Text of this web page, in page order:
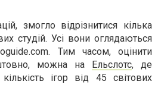
змогло відрізнитися кілька
студій. Усі вони оглядаються
Тим часом, оцінити
можна на
Ельслотс, де
ігор від 45 світових